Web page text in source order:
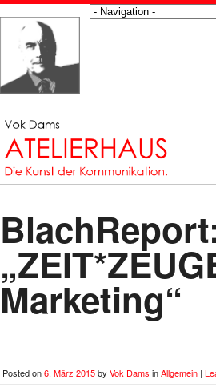
Marketing“
Posted on6. März 2015by Vok Dams inAllgemein |